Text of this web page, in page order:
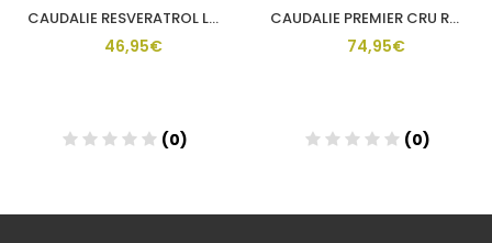
CAUDALIE RESVERATROL LIFT CREMA DE DIA CACHEMIRE
46,95€
(0)
CAUDALIE PREMIER CRU RECARGA CREMA RICA
74,95€
(0)